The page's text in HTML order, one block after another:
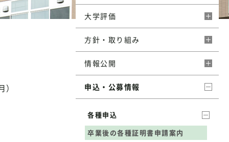
大学評価
方針・取り組み
情報公開
申込・公募情報
各種申込
卒業後の各種証明書申請案内